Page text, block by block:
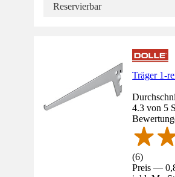
Reservierbar
Träger 1-
4.3 von 5
(6)
Preis —